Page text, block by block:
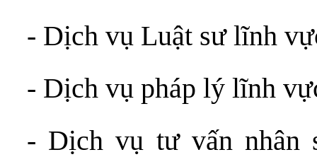
- Dịch vụ Luật sư lĩnh
- Dịch vụ pháp lý lĩnh
- Dịch vụ tư vấn nhân